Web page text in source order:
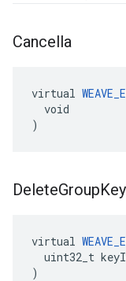
Cancella
virtual
  void
)
DeleteGroupKey
virtual
uint32_t
)